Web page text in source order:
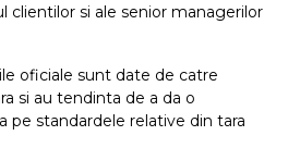
clientilor si ale senior managerilor
oficiale sunt date de catre
si au tendinta de a da o
pe standardele relative din tara